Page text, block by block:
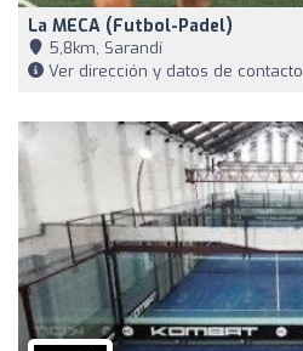
La MECA (Futbol-Padel)
5,8km, Sarandí
Ver dirección y datos de contacto